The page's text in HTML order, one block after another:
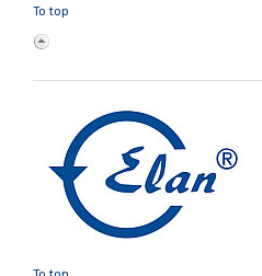
To top